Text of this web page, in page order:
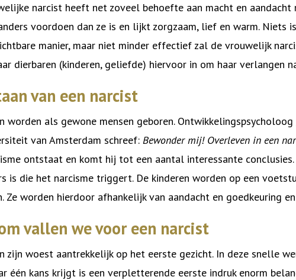
narcist heeft net zoveel behoefte aan macht en aandacht
voordoen dan ze is en lijkt zorgzaam, lief en warm. Niets
manier, maar niet minder effectief zal de vrouwelijk
dierbaren (kinderen, geliefde) hiervoor in om haar verlangen
van een narcist
worden als gewone mensen geboren. Ontwikkelingspsycholoog
van Amsterdam schreef: Bewonder mij! Overleven in een
ontstaat en komt hij tot een aantal interessante
is die het narcisme triggert. De kinderen worden op een
Ze worden hierdoor afhankelijk van aandacht en goedkeuring
vallen we voor een narcist
zijn woest aantrekkelijk op het eerste gezicht. In deze snelle
één kans krijgt is een verpletterende eerste indruk enorm